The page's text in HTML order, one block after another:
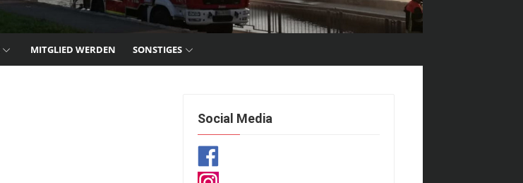
MITGLIED WERDEN SONSTIGES
Social Media